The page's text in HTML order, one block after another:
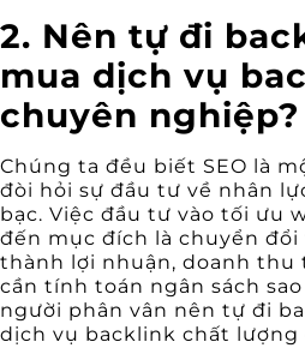
2. Nên tự đi
mua dịch vụ
chuyên nghiệp?
Chúng ta đều biết SEO là
đòi hỏi sự đầu tư về nhân
bạc. Việc đầu tư vào tối ưu
đến mục đích là chuyển
thành lợi nhuận, doanh thu
cần tính toán ngân sách
người phân vân nên tự đi
dịch vụ backlink chất lượng